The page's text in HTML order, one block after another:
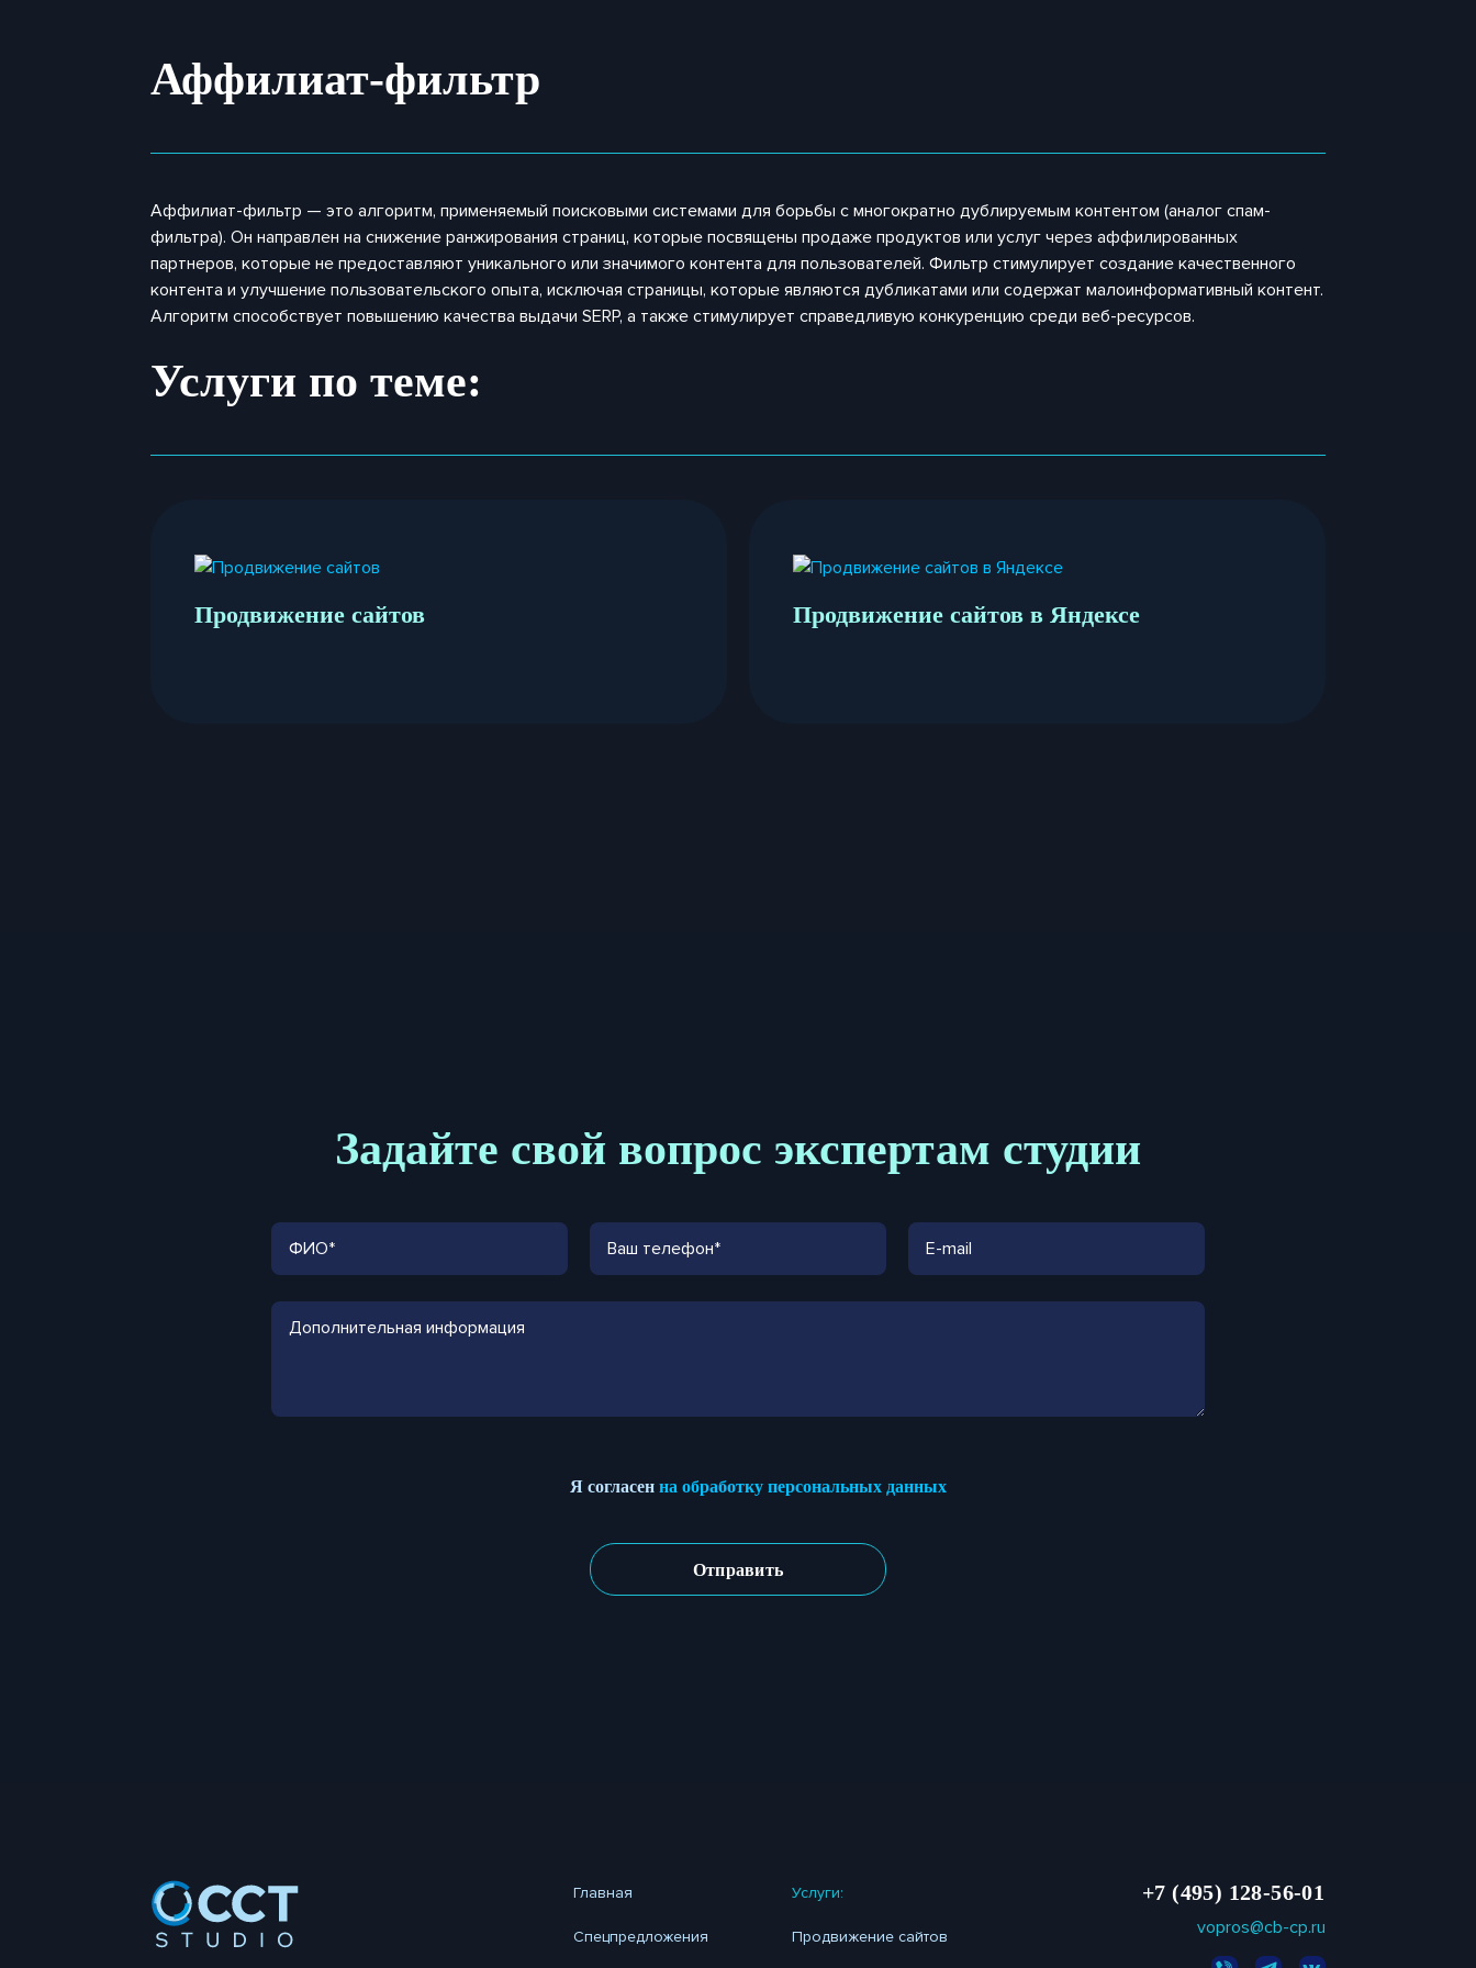
Аффилиат-фильтр
Аффилиат-фильтр — это алгоритм, применяемый поисковыми системами для борьбы с многократно дублируемым контентом (аналог спам-
фильтра). Он направлен на снижение ранжирования страниц, которые посвящены продаже продуктов или услуг через аффилированных
партнеров, которые не предоставляют уникального или значимого контента для пользователей. Фильтр стимулирует создание качественного
контента и улучшение пользовательского опыта, исключая страницы, которые являются дубликатами или содержат малоинформативный контент.
Алгоритм способствует повышению качества выдачи SERP, а также стимулирует справедливую конкуренцию среди веб-ресурсов.
Услуги по теме:
Продвижение сайтов Продвижение сайтов в Яндексе
Задайте свой вопрос экспертам студии
Я согласен на обработку персональных данных
Главная
Спецпредложения
Услуги:
Продвижение сайтов
+7 (495) 128-56-01
vopros@cb-cp.ru